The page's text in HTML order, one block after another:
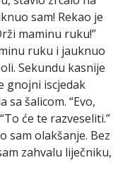
sam! Rekao je
maminu ruku!”
ruku i jauknuo
Sekundu kasnije
gnojni iscjedak
sa šalicom. “Evo,
će te razveseliti.”
sam olakšanje. Bez
zahvalu liječniku,